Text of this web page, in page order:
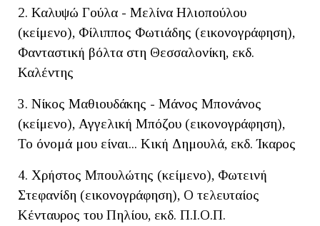
2. Καλυψώ Γούλα - Μελίνα Ηλιοπούλου
(κείμενο), Φίλιππος Φωτιάδης (εικονογράφηση),
Φανταστική βόλτα στη Θεσσαλονίκη, εκδ.
Καλέντης
3. Νίκος Μαθιουδάκης - Μάνος Μπονάνος
(κείμενο), Αγγελική Μπόζου (εικονογράφηση),
Το όνομά μου είναι... Κική Δημουλά, εκδ. Ίκαρος
4. Χρήστος Μπουλώτης (κείμενο), Φωτεινή
Στεφανίδη (εικονογράφηση), Ο τελευταίος
Κένταυρος του Πηλίου, εκδ. Π.Ι.Ο.Π.